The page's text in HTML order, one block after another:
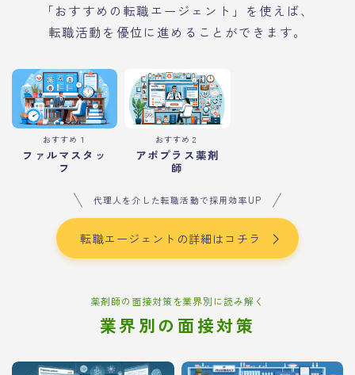
「おすすめの転職エージェント」を使えば、
転職活動を優位に進めることができます。
おすすめ１
ファルマスタッ
フ
おすすめ２
アポプラス薬剤
師
代理人を介した転職活動で採用効率UP
転職エージェントの詳細はコチラ
薬剤師の面接対策を業界別に読み解く
業界別の面接対策